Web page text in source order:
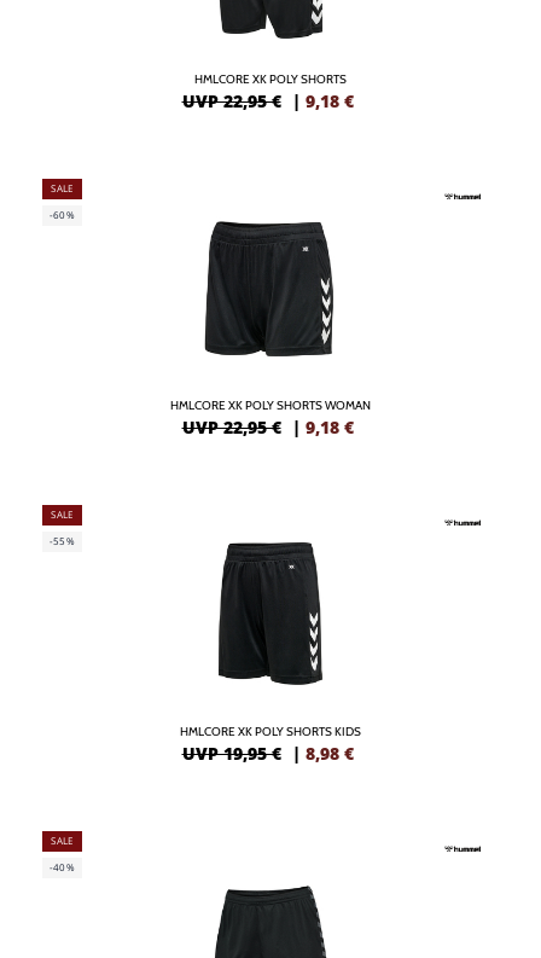
HMLCORE XK POLY SHORTS
UVP 22,95 € | 9,18 €
SALE
-60%
HMLCORE XK POLY SHORTS WOMAN
UVP 22,95 € | 9,18 €
SALE
-55%
HMLCORE XK POLY SHORTS KIDS
UVP 19,95 € | 8,98 €
SALE
-40%